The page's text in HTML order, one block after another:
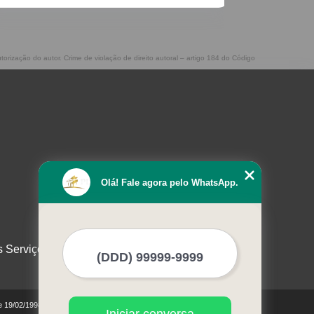
do autor. Crime de violação de direito autoral – artigo 184 do Código
Serviços
02/1998)
Olá! Fale agora pelo WhatsApp.